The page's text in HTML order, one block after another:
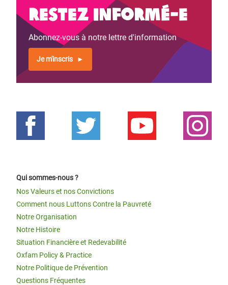
Restez informé-e
Abonnez-vous à notre lettre d'information
Je m'inscris
Qui sommes-nous ?
Nos Valeurs et nos Convictions
Comment nous Luttons Contre la Pauvreté
Notre Organisation
Notre Histoire
Situation Financière et Redevabilité
Oxfam Policy & Practice
Notre Politique de Prévention
Questions Fréquentes